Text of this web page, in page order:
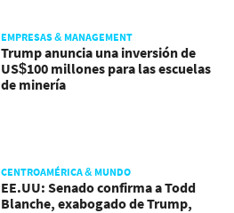
EMPRESAS & MANAGEMENT
Trump anuncia una inversión de
US$100 millones para las escuelas
de minería
CENTROAMÉRICA & MUNDO
EE.UU: Senado confirma a Todd
Blanche, exabogado de Trump,